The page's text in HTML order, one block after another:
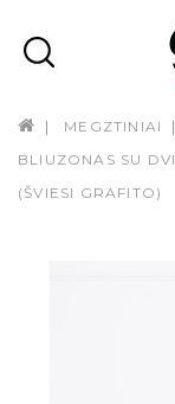
MEGZTINIAI
BLIUZONAS SU
(ŠVIESI GRAFITO)